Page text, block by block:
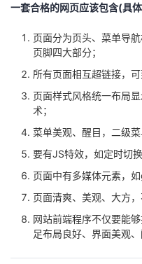
一套合格的网页应该包含(具
页面分为页头、菜单导
页脚四大部分；
所有页面相互超链接，
页面样式风格统一布局
术；
菜单美观、醒目，二级菜
要有JS特效，如定时切
页面中有多媒体元素，
页面清爽、美观、大方，
网站前端程序不仅要能
足布局良好、界面美观